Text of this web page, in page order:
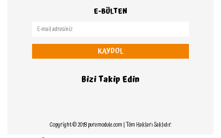
E-BÜLTEN
KAYDOL
Bizi Takip Edin
Copyright © 2018 puremodule.com | Tüm Hakları Saklıdır.